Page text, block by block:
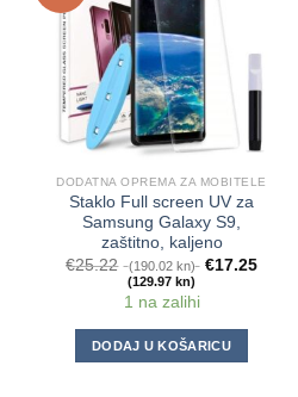
DODATNA OPREMA ZA MOBITELE
Staklo Full screen UV za
Samsung Galaxy S9,
zaštitno, kaljeno
€25.22 (190.02 kn) €17.25
(129.97 kn)
1 na zalihi
DODAJ U KOŠARICU